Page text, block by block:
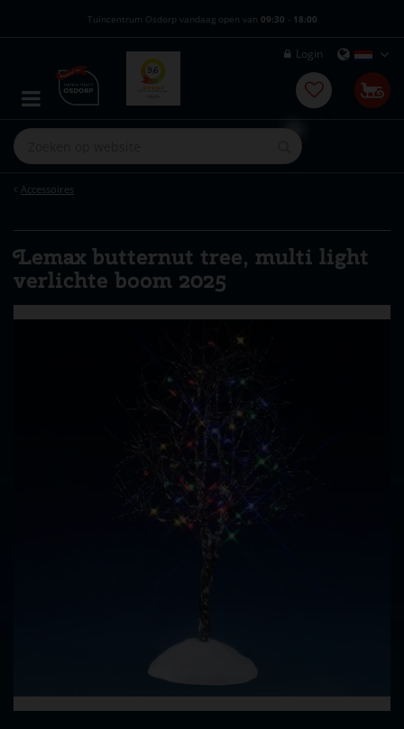
Accessoires
Tuincentrum Osdorp vandaag open van 09:30 - 18:00
Login
Lemax butternut tree, multi light
verlichte boom 2025